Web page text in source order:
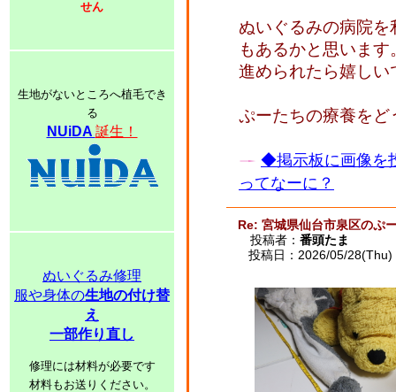
せん
生地がないところへ植毛でき
る
NUiDA 誕生！
ぬいぐるみ修理
服や身体の生地の付け替
え
一部作り直し
修理には材料が必要です
材料もお送りください。
ぬいぐるみの病院
もあるかと思いま
進められたら嬉しい
ぷーたちの療養を
◆掲示板に画像を
ってなーに？
Re: 宮城県仙台市泉区のぷ
投稿者： 番頭たま
投稿日：2026/05/